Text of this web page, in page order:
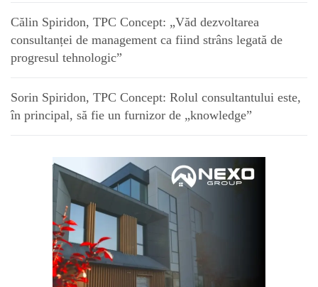
Călin Spiridon, TPC Concept: „Văd dezvoltarea
consultanței de management ca fiind strâns legată de
progresul tehnologic”
Sorin Spiridon, TPC Concept: Rolul consultantului este,
în principal, să fie un furnizor de „knowledge”